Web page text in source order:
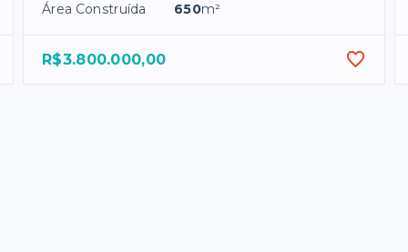
Área Construída
650m²
R$3.800.000,00